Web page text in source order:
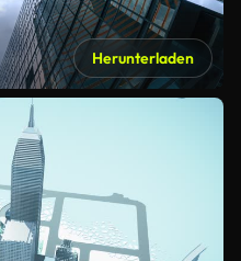
Herunterladen